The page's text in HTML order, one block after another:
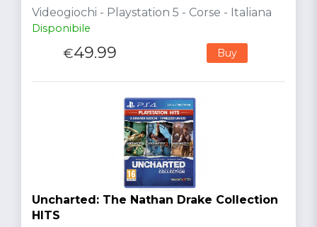
Videogiochi - Playstation 5 - Corse - Italiana
Disponibile
€49.99 Buy
Uncharted: The Nathan Drake Collection
HITS